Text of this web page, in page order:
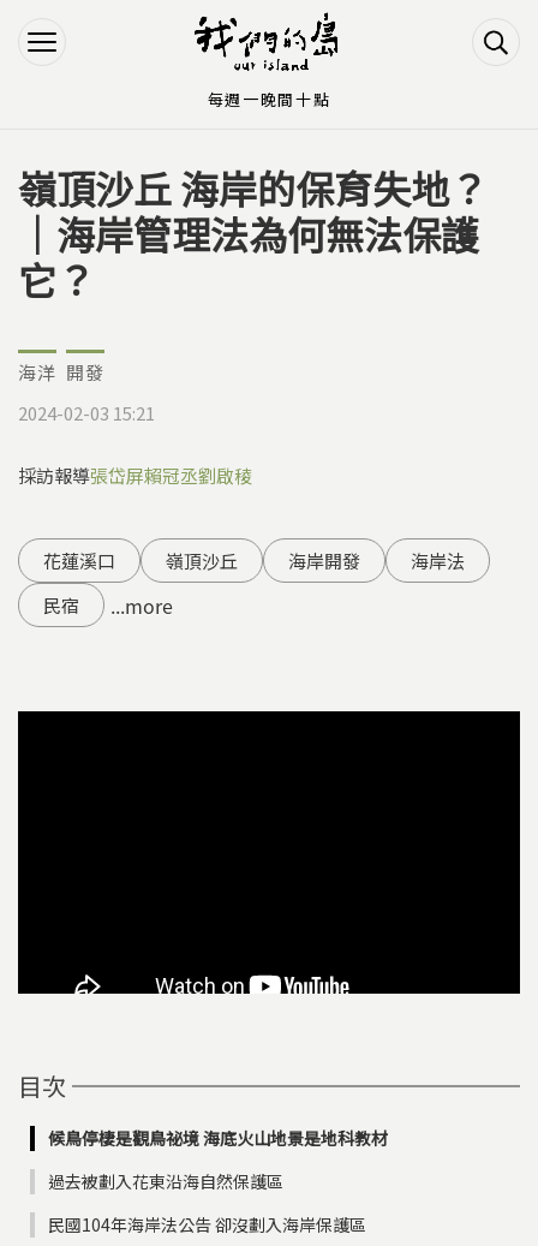
Jump to Navigation
Jump to Main content
您在這裡
嶺頂沙丘 海岸的保育失地？
｜海岸管理法為何無法保護
它？
海洋 開發
2024-02-03 15:21
採訪報導張岱屏賴冠丞劉啟稜
花蓮溪口 嶺頂沙丘 海岸開發
海岸法
民宿
...more
目次
候鳥停棲是觀鳥祕境 海底火山地景是地科教材
過去被劃入花東沿海自然保護區
民國104年海岸法公告 卻沒劃入海岸保護區
每週一晚間十點